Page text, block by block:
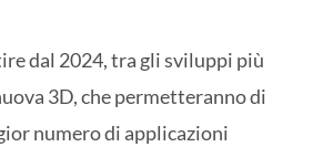
dal 2024, tra gli sviluppi più
3D, che permetteranno di
numero di applicazioni